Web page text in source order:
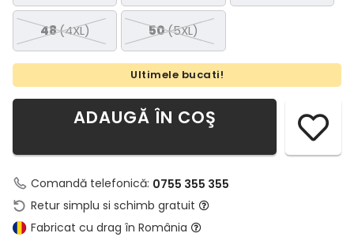
48(4XL) 50(5XL)
Ultimele bucati!
ADAUGĂ ÎN COŞ
Comandă telefonică: 0755 355 355
Retur simplu si schimb gratuit
Fabricat cu drag în România